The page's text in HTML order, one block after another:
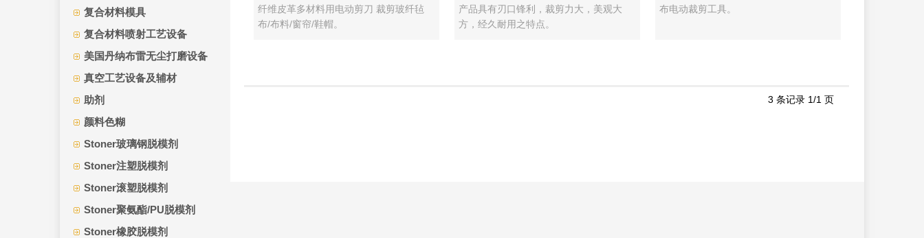
复合材料模具
复合材料喷射工艺设备
美国丹纳布雷无尘打磨设备
真空工艺设备及辅材
助剂
颜料色糊
Stoner玻璃钢脱模剂
Stoner注塑脱模剂
Stoner滚塑脱模剂
Stoner聚氨酯/PU脱模剂
Stoner橡胶脱模剂
剪刀 裁剪玻纤毡布/布料/窗帘/鞋帽
纤维皮革多材料用电动剪刀 裁剪玻纤毡
布/布料/窗帘/鞋帽。
套工具
产品具有刃口锋利，裁剪力大，美观大
方，经久耐用之特点。
布电动裁剪工具。
3 条记录 1/1 页